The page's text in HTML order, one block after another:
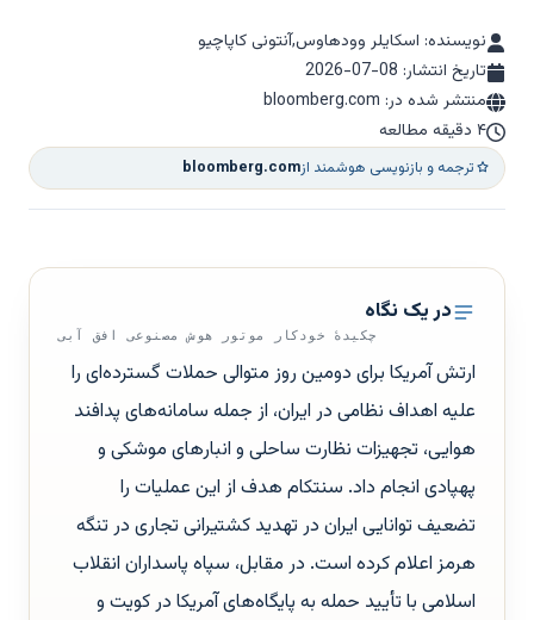
نویسنده: اسکایلر وودهاوس,آنتونی کاپاچیو
تاریخ انتشار: 2026-07-08
منتشر شده در: bloomberg.com
۴ دقیقه مطالعه
ترجمه و بازنویسی هوشمند ازbloomberg.com
در یک نگاه
چکیدهٔ خودکار موتور هوش مصنوعی افق آبی
ارتش آمریکا برای دومین روز متوالی حملات گسترده‌ای را
علیه اهداف نظامی در ایران، از جمله سامانه‌های پدافند
هوایی، تجهیزات نظارت ساحلی و انبارهای موشکی و
پهپادی انجام داد. سنتکام هدف از این عملیات را
تضعیف توانایی ایران در تهدید کشتیرانی تجاری در تنگه
هرمز اعلام کرده است. در مقابل، سپاه پاسداران انقلاب
اسلامی با تأیید حمله به پایگاه‌های آمریکا در کویت و